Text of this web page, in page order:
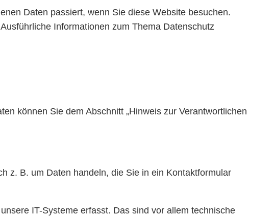
Daten passiert, wenn Sie diese Website besuchen.
Informationen zum Thema Datenschutz
können Sie dem Abschnitt „Hinweis zur Verantwortlichen
z. B. um Daten handeln, die Sie in ein Kontaktformular
IT-Systeme erfasst. Das sind vor allem technische